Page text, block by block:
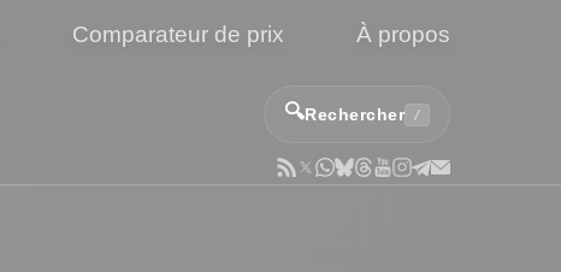
Comparateur de prix À propos
🔍Rechercher /